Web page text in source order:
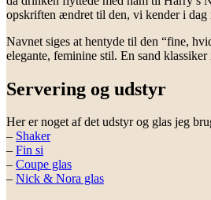
opskriften ændret til den, vi kender i dag
Navnet siges at hentyde til den “fine,
elegante, feminine stil. En sand
Servering og udstyr
Her er noget af det udstyr og glas jeg
– Shaker
– Fin si
– Coupe glas
– Nick & Nora glas